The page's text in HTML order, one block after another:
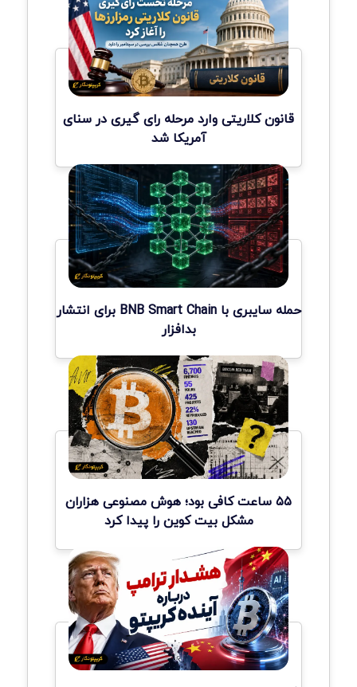
قانون کلاریتی وارد مرحله رای گیری در سنای
آمریکا شد
حمله سایبری با BNB Smart Chain برای انتشار
بدافزار
۵۵ ساعت کافی بود؛ هوش مصنوعی هزاران
مشکل بیت کوین را پیدا کرد